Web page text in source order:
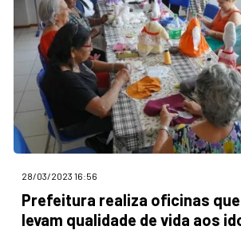
28/03/2023 16:56
Prefeitura realiza oficinas
levam qualidade de vida aos